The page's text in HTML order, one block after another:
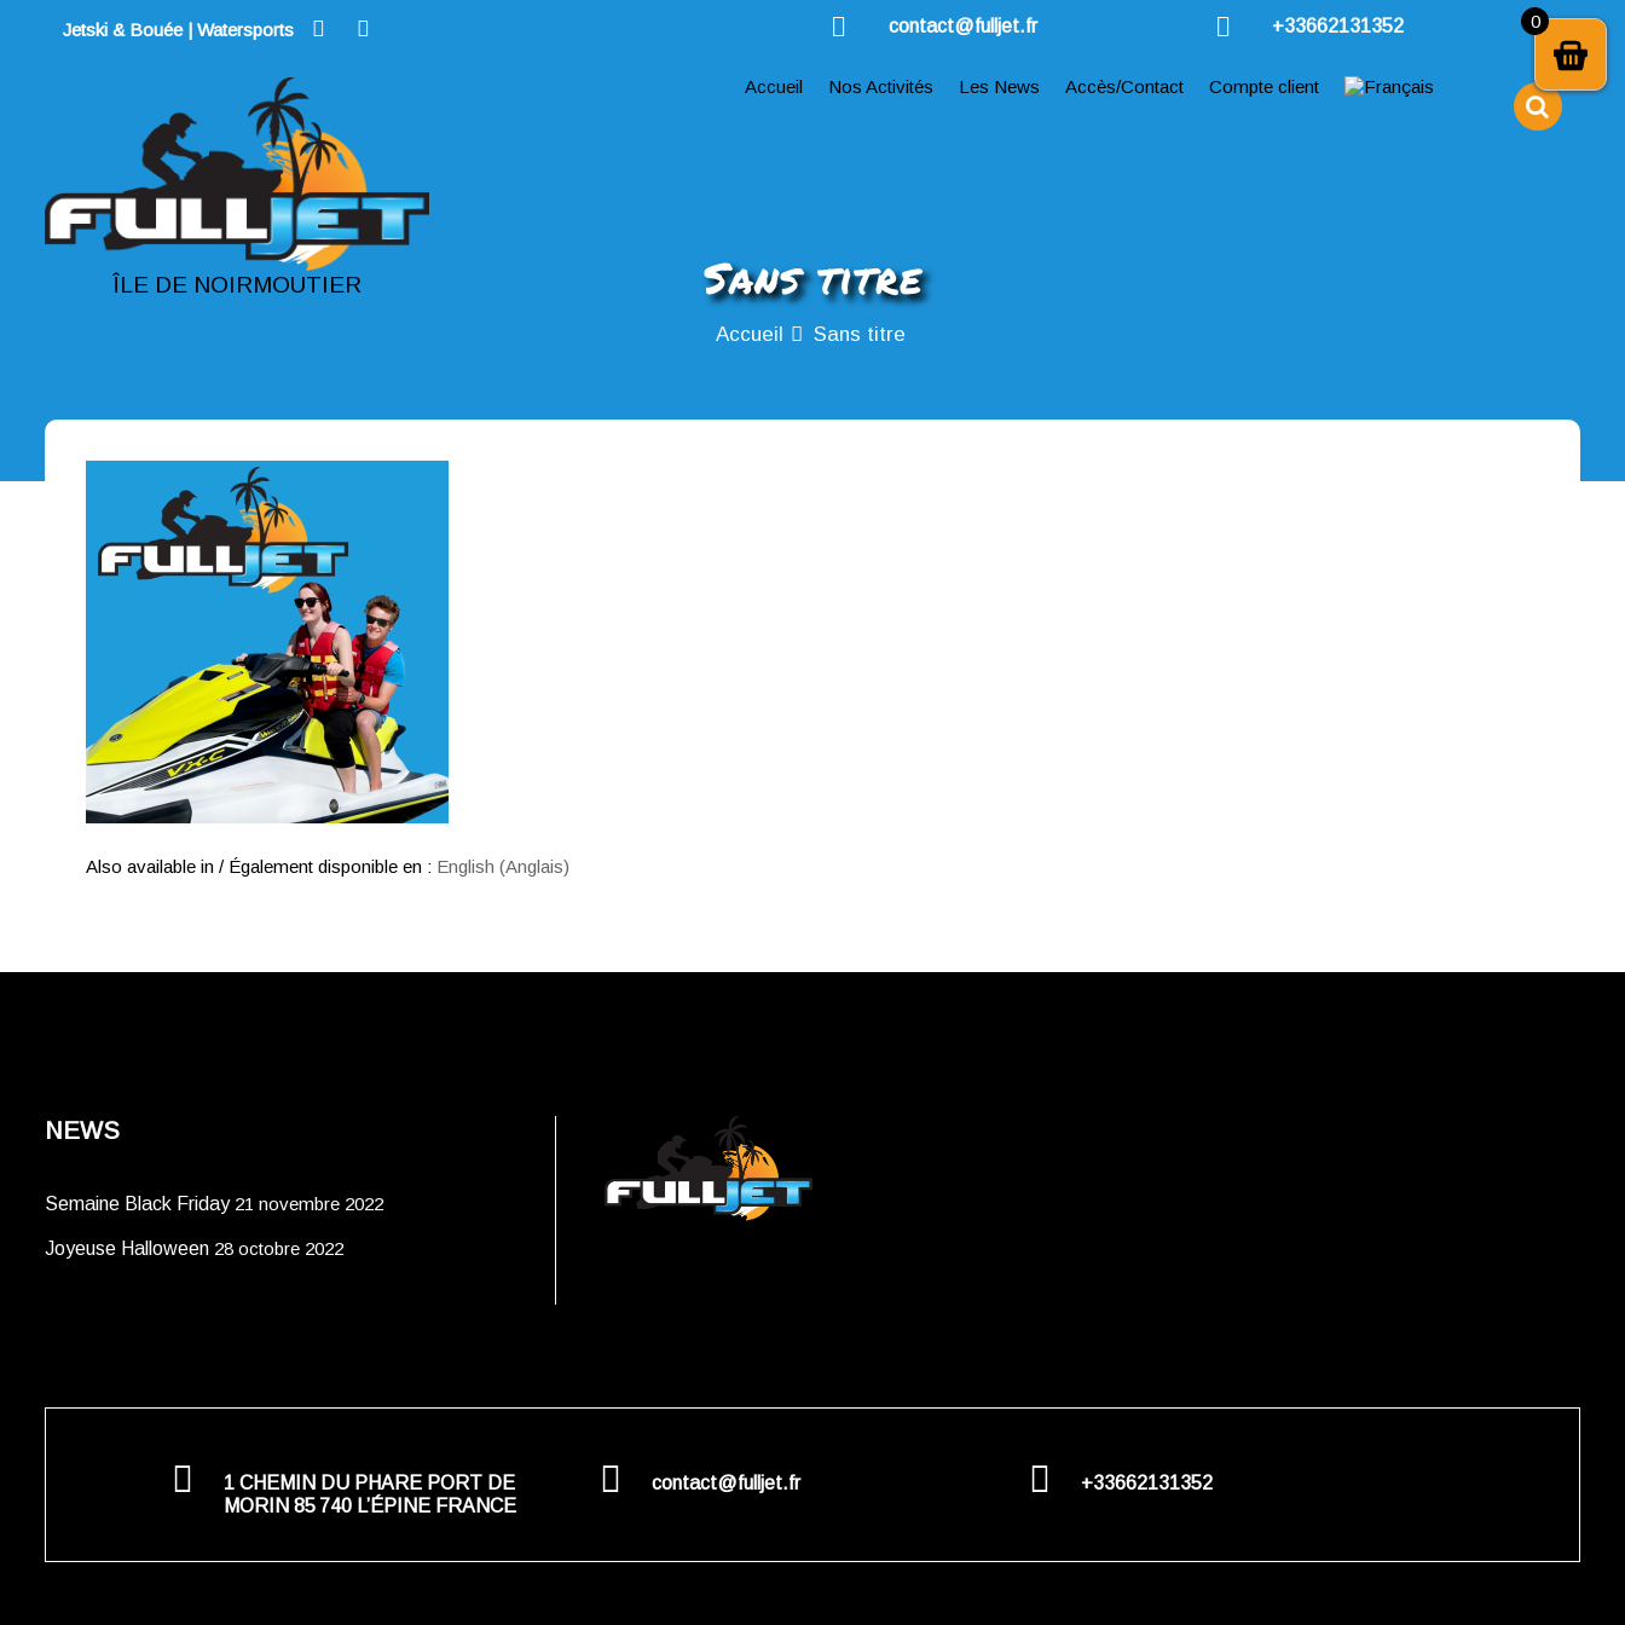
Jetski & Bouée | Watersports contact@fulljet.fr +33662131352
ÎLE DE NOIRMOUTIER
Accueil Nos Activités Les News Accès/Contact Compte client
Sans titre
Accueil Sans titre
Also available in / Également disponible en : English (Anglais)
NEWS
Semaine Black Friday 21 novembre 2022
Joyeuse Halloween 28 octobre 2022
1 CHEMIN DU PHARE PORT DE
MORIN 85 740 L’ÉPINE FRANCE
contact@fulljet.fr +33662131352
0